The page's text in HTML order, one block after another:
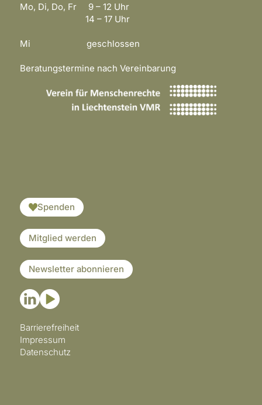
Mo, Di, Do, Fr 9 – 12 Uhr
14 – 17 Uhr
Mi geschlossen
Beratungstermine nach Vereinbarung
Spenden
Mitglied werden
Newsletter abonnieren
Barrierefreiheit
Impressum
Datenschutz